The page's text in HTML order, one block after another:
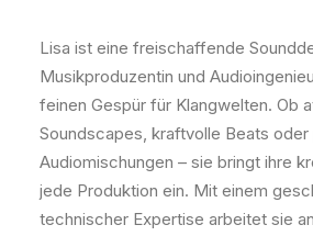
Lisa ist eine freischaffende
Musikproduzentin und
feinen Gespür für Klangwelten. Ob
Soundscapes, kraftvolle Beats oder
Audiomischungen – sie bringt ihre
jede Produktion ein. Mit einem
technischer Expertise arbeitet sie